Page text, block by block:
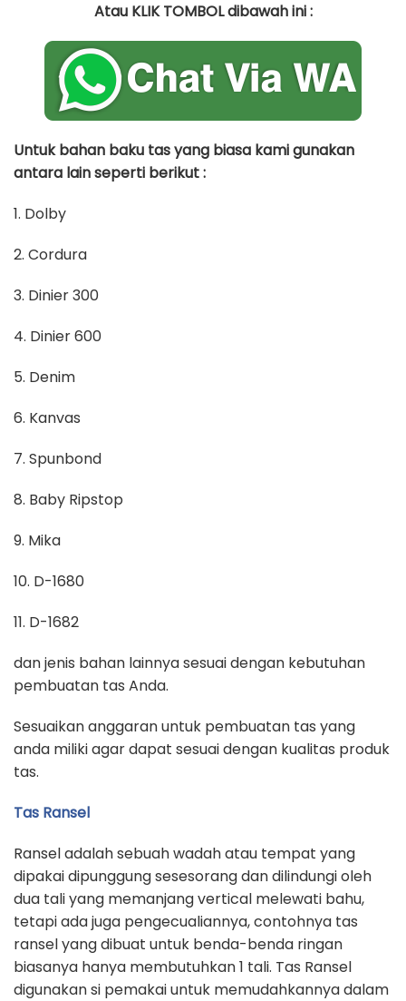
Atau KLIK TOMBOL dibawah ini :
Untuk bahan baku tas yang biasa kami gunakan
antara lain seperti berikut :
1. Dolby
2. Cordura
3. Dinier 300
4. Dinier 600
5. Denim
6. Kanvas
7. Spunbond
8. Baby Ripstop
9. Mika
10. D-1680
11. D-1682
dan jenis bahan lainnya sesuai dengan kebutuhan
pembuatan tas Anda.
Sesuaikan anggaran untuk pembuatan tas yang
anda miliki agar dapat sesuai dengan kualitas produk
tas.
Tas Ransel
Ransel adalah sebuah wadah atau tempat yang
dipakai dipunggung sesesorang dan dilindungi oleh
dua tali yang memanjang vertical melewati bahu,
tetapi ada juga pengecualiannya, contohnya tas
ransel yang dibuat untuk benda-benda ringan
biasanya hanya membutuhkan 1 tali. Tas Ransel
digunakan si pemakai untuk memudahkannya dalam